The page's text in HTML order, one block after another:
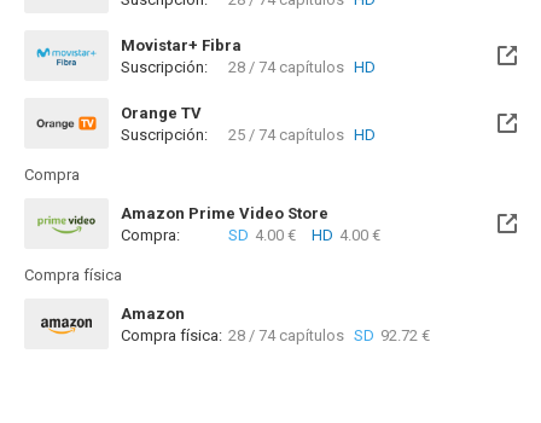
Disponible hasta el Mié, 01 Sep 2027 (Queda 1 año)
Movistar+ Fibra
Disponible hasta el Mié, 01 Sep 2027 (Queda 1 año)
Suscripción: 28 / 74 capítulos HD
Orange TV
Disponible hasta el Mié, 01 Sep 2027 (Queda 1 año)
Suscripción: 25 / 74 capítulos HD
Compra
Amazon Prime Video Store
Compra:
SD 4.00 € HD 4.00 €
Compra física
Amazon
Compra física: 28 / 74 capítulos SD 92.72 €